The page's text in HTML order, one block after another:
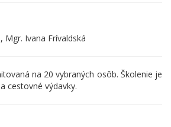
Mgr. Ivana Frívaldská
na 20 vybraných osôb. Školenie je
cestovné výdavky.